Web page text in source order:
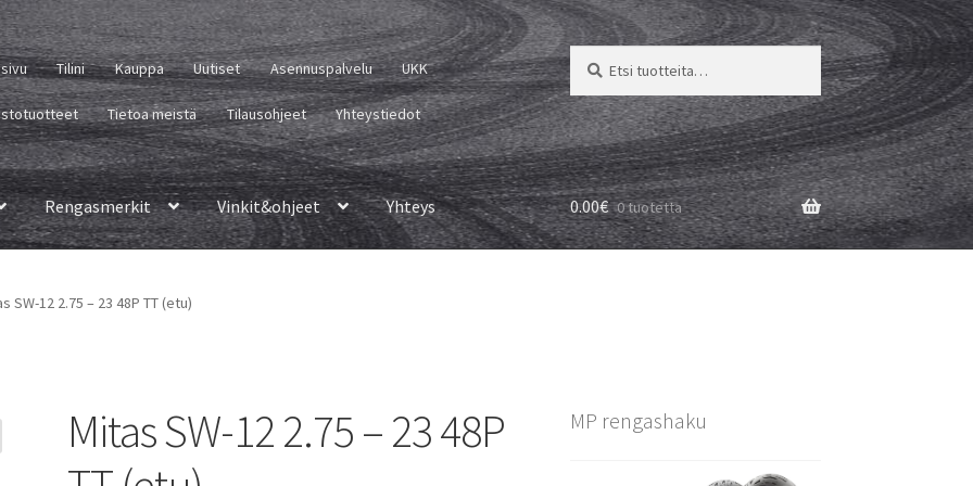
Tilini Kauppa Uutiset Asennuspalvelu UKK
Tietoa meistä Tilausohjeet Yhteystiedot
Etsi:
Haku
Rengasmerkit Vinkit&ohjeet Yhteys 0.00€ 0 tuotetta
SW-12 2.75 – 23 48P TT (etu)
Mitas SW-12 2.75 – 23 48P
MP rengashaku